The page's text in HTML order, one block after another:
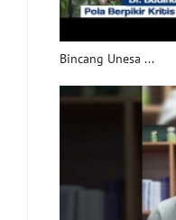
Bincang Unesa ...